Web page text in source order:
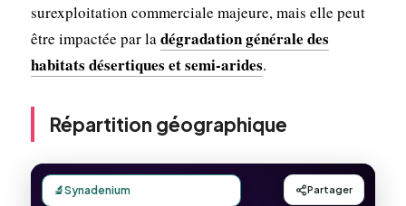
surexploitation commerciale majeure, mais elle peut
être impactée par ladégradation générale des
habitats désertiques et semi-arides.
Répartition géographique